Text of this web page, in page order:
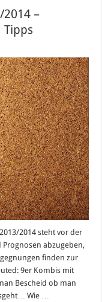
2014 –
Tipps
2014 steht vor der
abzugeben,
finden zur
9er Kombis mit
Bescheid ob man
Wie …